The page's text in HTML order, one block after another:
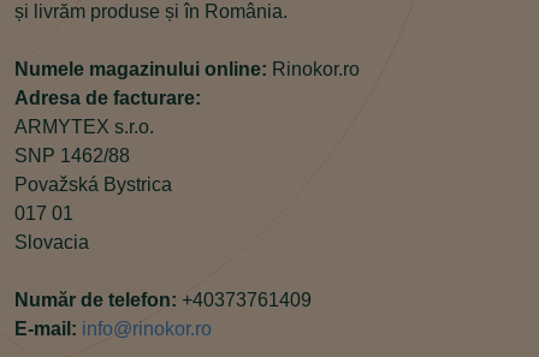
și livrăm produse și în România.
Numele magazinului online: Rinokor.ro
Adresa de facturare:
ARMYTEX s.r.o.
SNP 1462/88
Považská Bystrica
017 01
Slovacia
Număr de telefon: +40373761409
E-mail: info@rinokor.ro